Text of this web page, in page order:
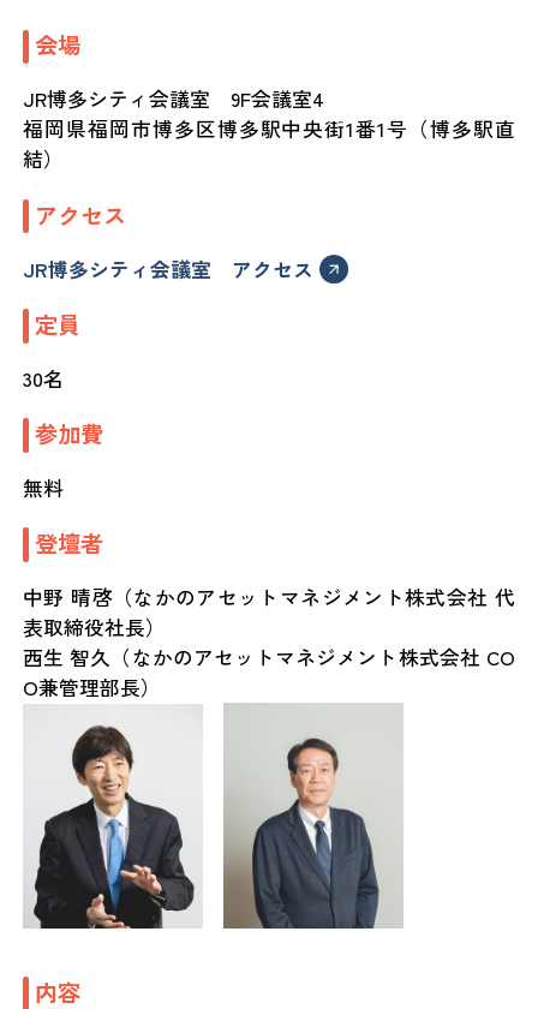
会場
JR博多シティ会議室 9F会議室4
福岡県福岡市博多区博多駅中央街1番1号（博多駅直
結）
アクセス
JR博多シティ会議室 アクセス
定員
30名
参加費
無料
登壇者
中野 晴啓（なかのアセットマネジメント株式会社 代
表取締役社長）
西生 智久（なかのアセットマネジメント株式会社 CO
O兼管理部長）
内容